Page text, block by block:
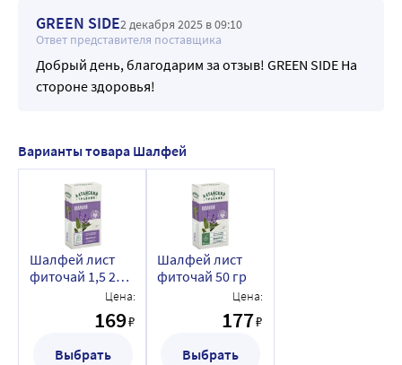
GREEN SIDE2 декабря 2025 в 09:10
Ответ представителя поставщика
Добрый день, благодарим за отзыв! GREEN SIDE На
стороне здоровья!
Варианты товара Шалфей
Шалфей лист
фиточай 1,5 20
Цена:
169₽
Выбрать
Шалфей лист
фиточай 50 гр
Цена:
177₽
Выбрать